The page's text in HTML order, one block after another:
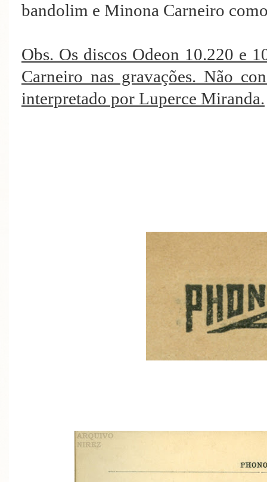
bandolim e Minona Carneiro
Obs. Os discos Odeon 10.220 e
Carneiro nas gravações. Não
interpretado por Luperce Miranda.